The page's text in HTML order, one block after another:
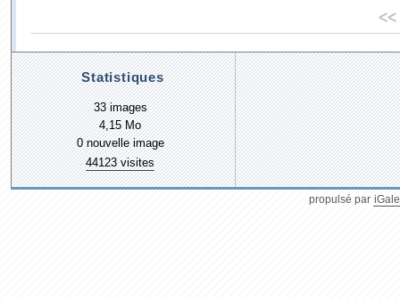
<<
Statistiques
33 images
4,15 Mo
0 nouvelle image
44123 visites
propulsé par